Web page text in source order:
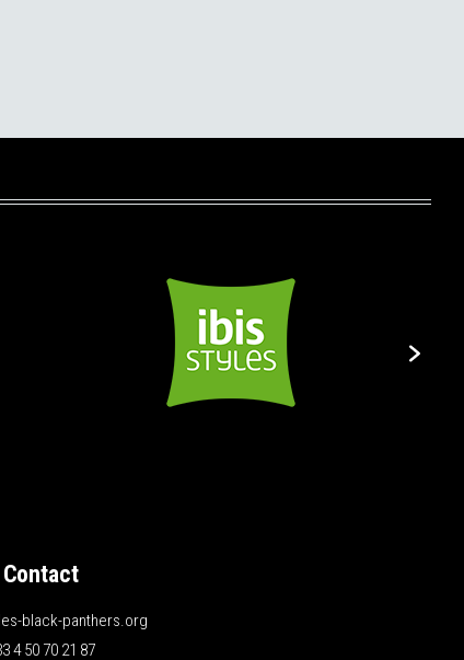
Contact
black-panthers.org
4 50 70 21 87